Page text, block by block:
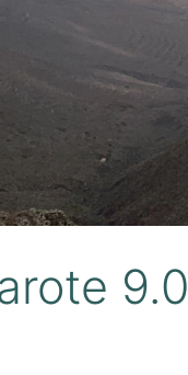
9.0